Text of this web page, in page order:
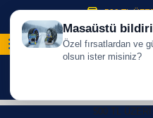
500 TL
500 TL